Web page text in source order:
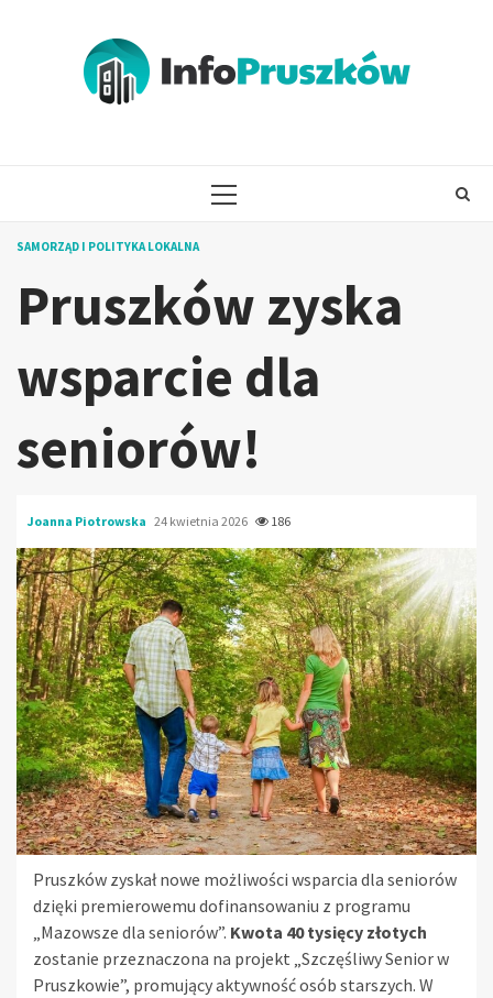
PRIMARY
SAMORZĄD I POLITYKA LOKALNA
Pruszków zyska
wsparcie dla
seniorów!
Joanna Piotrowska 24 kwietnia 2026 186
Pruszków zyskał nowe możliwości wsparcia dla seniorów
dzięki premierowemu dofinansowaniu z programu
„Mazowsze dla seniorów”. Kwota 40 tysięcy złotych
zostanie przeznaczona na projekt „Szczęśliwy Senior w
Pruszkowie”, promujący aktywność osób starszych. W